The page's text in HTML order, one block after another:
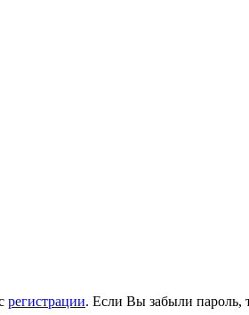
регистрации. Если Вы забыли пароль,